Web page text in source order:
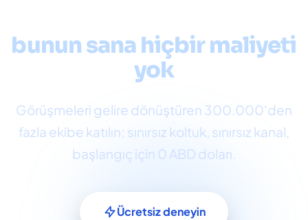
bunun sana hiçbir maliyeti
yok
Görüşmeleri gelire dönüştüren 300.000'den
fazla ekibe katılın; sınırsız koltuk, sınırsız kanal,
başlangıç ​​için 0 ABD doları.
Ücretsiz deneyin